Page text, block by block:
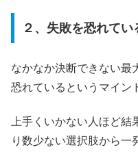
２、失敗を恐れてい
なかなか決断できない最
恐れているというマイン
上手くいかない人ほど
り数少ない選択肢から一